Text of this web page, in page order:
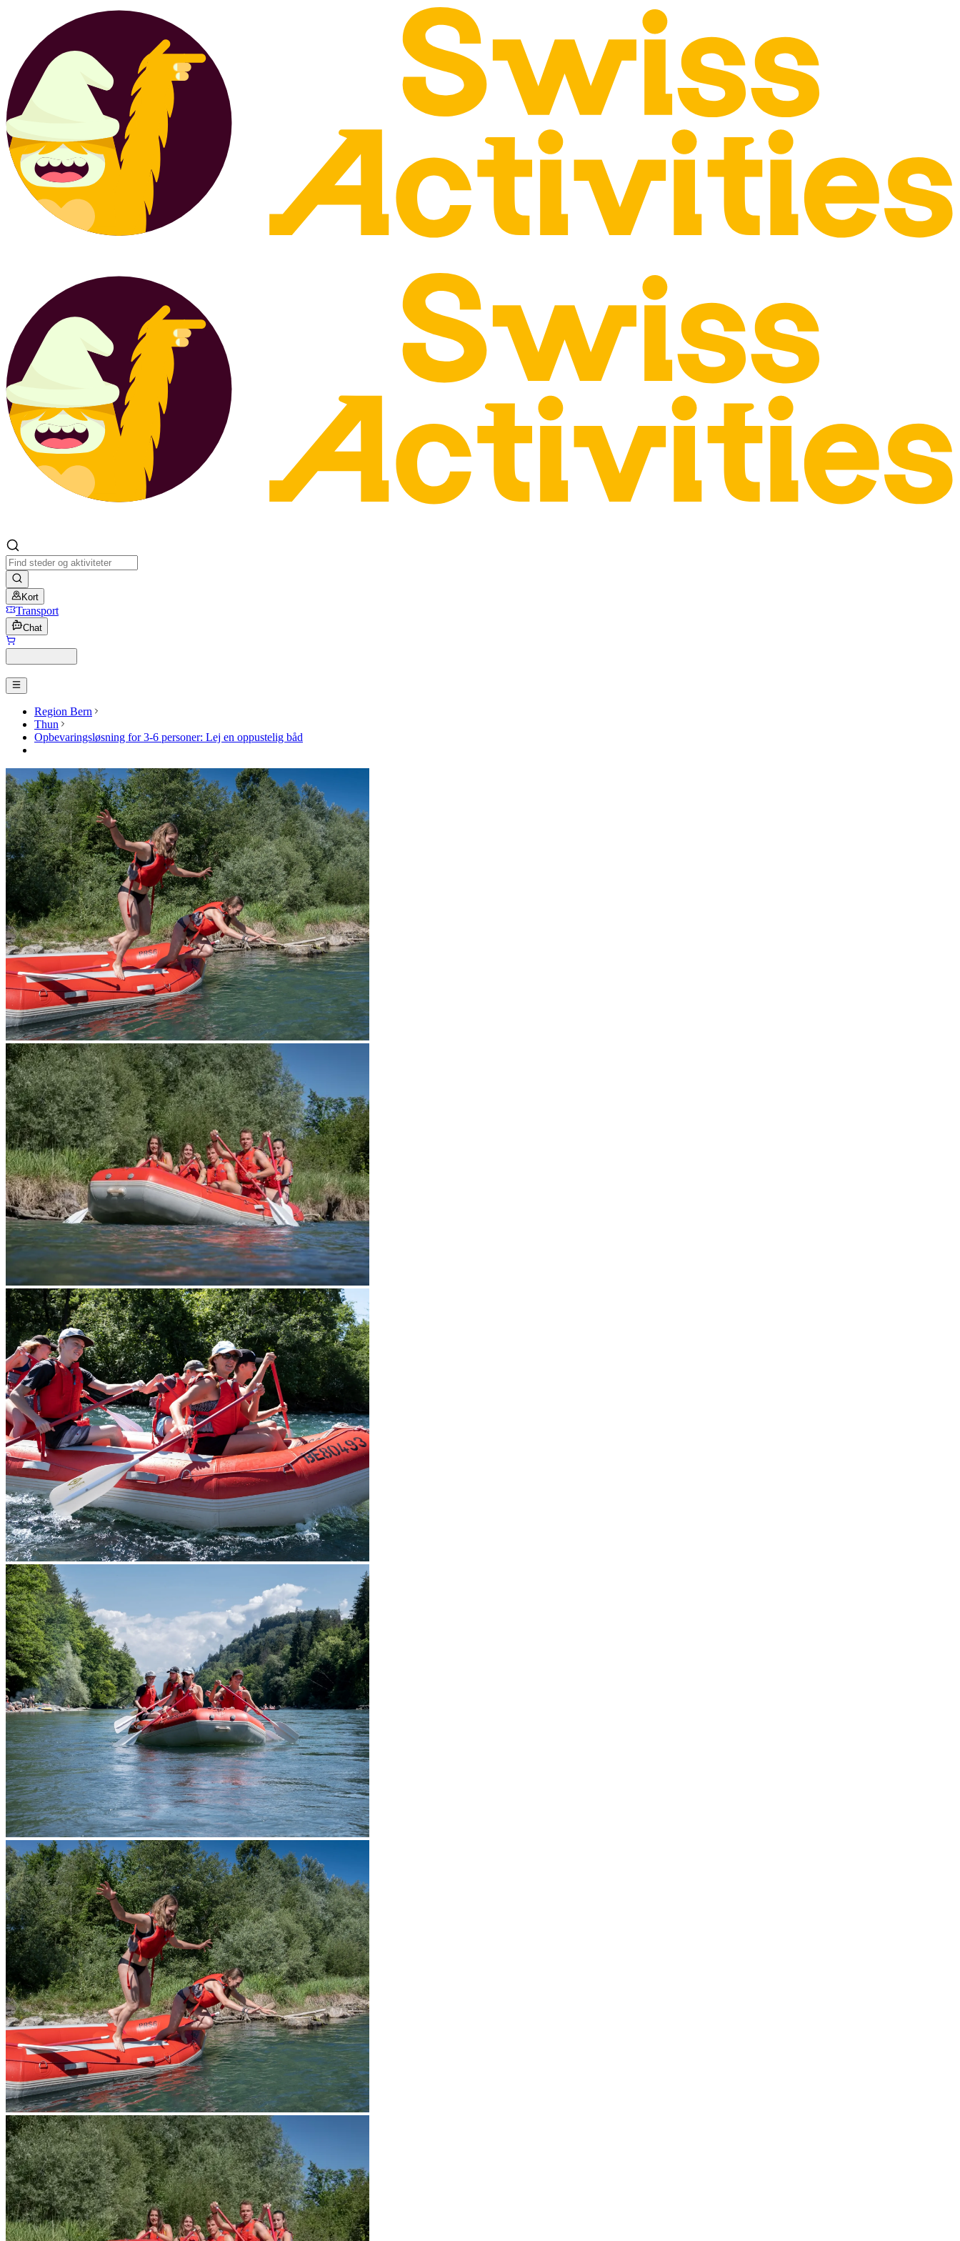
Kort
Transport
Chat
Region Bern
Thun
Opbevaringsløsning for 3-6 personer: Lej en oppustelig båd